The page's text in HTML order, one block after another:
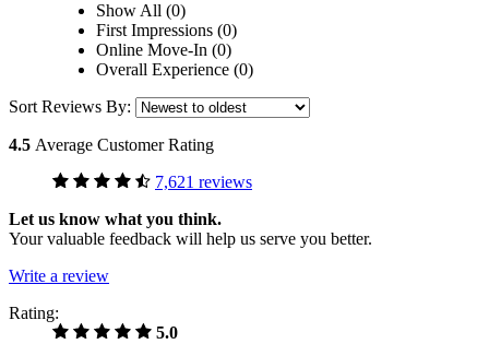
Show All (0)
First Impressions (0)
Online Move-In (0)
Overall Experience (0)
Sort Reviews By:
4.5 Average Customer Rating
7,621 reviews
Let us know what you think.
Your valuable feedback will help us serve you better.
Write a review
Rating:
5.0